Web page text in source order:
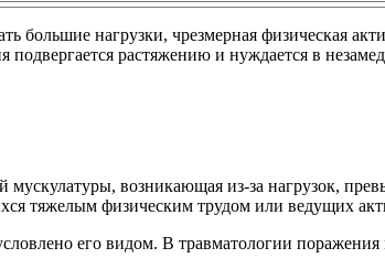
нагрузки, чрезмерная физическая
растяжению и нуждается в
возникающая из-за нагрузок,
тяжелым физическим трудом или ведущих
его видом. В травматологии